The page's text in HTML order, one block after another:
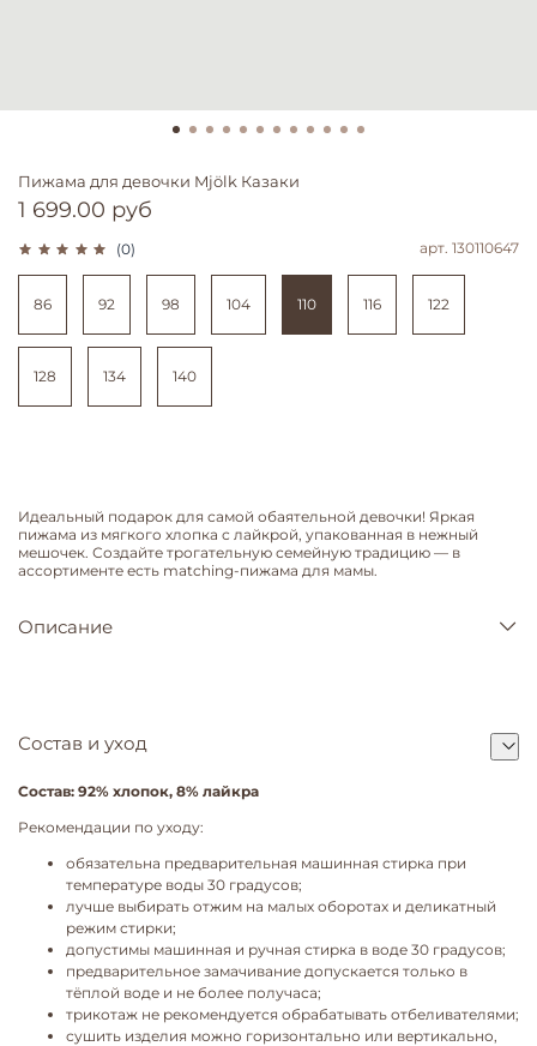
(0) арт. 130110647
Пижама для девочки Mjölk Казаки
1 699.00 руб
86 92 98 104 110 116 122
128 134 140
Идеальный подарок для самой обаятельной девочки! Яркая
пижама из мягкого хлопка с лайкрой, упакованная в нежный
мешочек. Создайте трогательную семейную традицию — в
ассортименте есть matching-пижама для мамы.
Описание
Состав и уход
Состав: 92% хлопок, 8% лайкра
Рекомендации по уходу:
обязательна предварительная машинная стирка при
температуре воды 30 градусов;
лучше выбирать отжим на малых оборотах и деликатный
режим стирки;
допустимы машинная и ручная стирка в воде 30 градусов;
предварительное замачивание допускается только в
тёплой воде и не более получаса;
трикотаж не рекомендуется обрабатывать отбеливателями;
сушить изделия можно горизонтально или вертикально,